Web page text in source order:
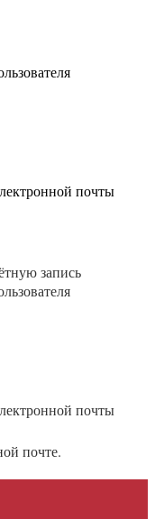
почты
запись
почты
почте.